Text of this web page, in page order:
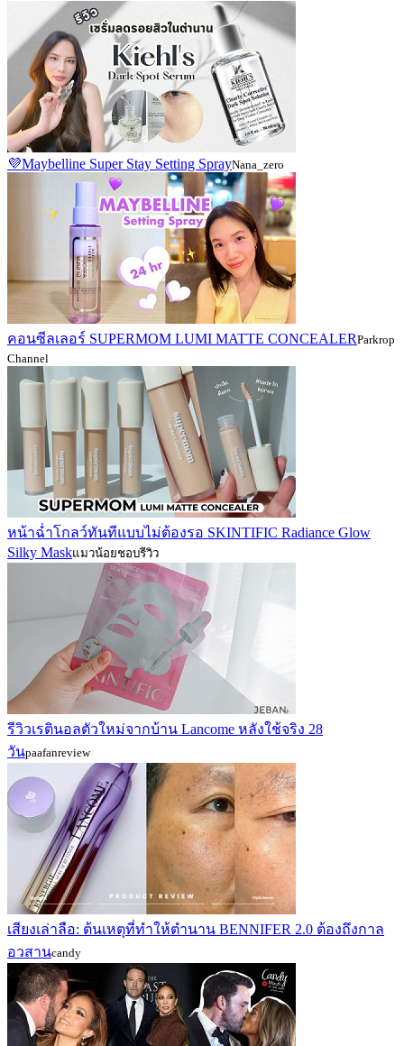
💜Maybelline Super Stay Setting SprayNana_zero
คอนซีลเลอร์ SUPERMOM LUMI MATTE CONCEALERParkrop
Channel
หน้าฉ่ำโกลว์ทันทีแบบไม่ต้องรอ SKINTIFIC Radiance Glow
Silky Maskแมวน้อยชอบรีวิว
รีวิวเรตินอลตัวใหม่จากบ้าน Lancome หลังใช้จริง 28
วันpaafanreview
เสียงเล่าลือ: ต้นเหตุที่ทำให้ตำนาน BENNIFER 2.0 ต้องถึงกาล
อวสานcandy